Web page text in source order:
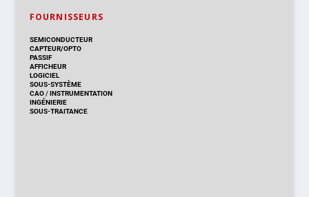
FOURNISSEURS
SEMICONDUCTEUR
CAPTEUR/OPTO
PASSIF
AFFICHEUR
LOGICIEL
SOUS-SYSTÈME
CAO/INSTRUMENTATION
INGÉNIERIE
SOUS-TRAITANCE